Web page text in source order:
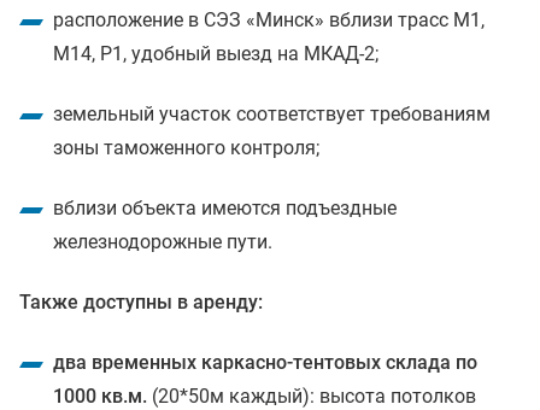
расположение в СЭЗ «Минск» вблизи трасс М1,
М14, Р1, удобный выезд на МКАД-2;
земельный участок соответствует требованиям
зоны таможенного контроля;
вблизи объекта имеются подъездные
железнодорожные пути.
Также доступны в аренду:
два временных каркасно-тентовых склада по
1000 кв.м. (20*50м каждый): высота потолков